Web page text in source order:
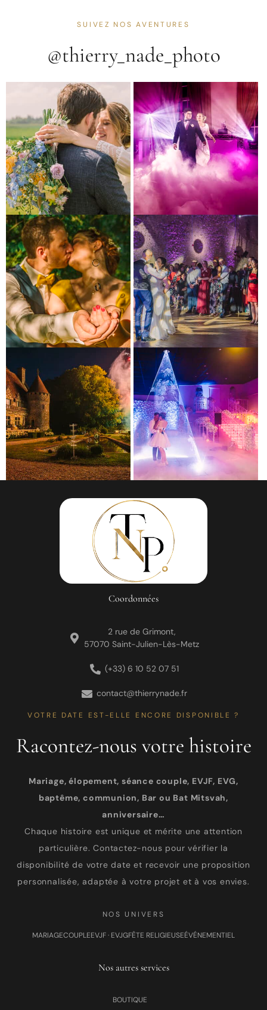
SUIVEZ NOS AVENTURES
@thierry_nade_photo
Coordonnées
2 rue de Grimont,
57070 Saint-Julien-Lès-Metz
(+33) 6 10 52 07 51
contact@thierrynade.fr
VOTRE DATE EST-ELLE ENCORE DISPONIBLE ?
Racontez-nous votre histoire
Mariage, élopement, séance couple, EVJF, EVG,
baptême, communion, Bar ou Bat Mitsvah,
anniversaire…
Chaque histoire est unique et mérite une attention
particulière. Contactez-nous pour vérifier la
disponibilité de votre date et recevoir une proposition
personnalisée, adaptée à votre projet et à vos envies.
NOS UNIVERS
MARIAGECOUPLEEVJF · EVJGFÊTE RELIGIEUSEÉVÉNEMENTIEL
Nos autres services
BOUTIQUE